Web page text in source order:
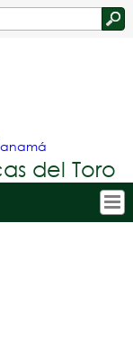
del Toro